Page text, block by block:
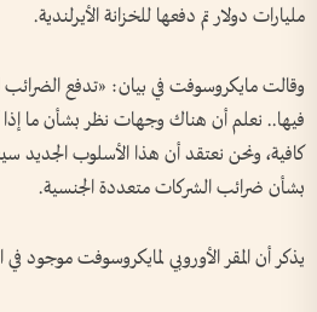
مليارات دولار تم دفعها للخزانة الأيرلندية.
وقالت مايكروسوفت في بيان: «تدفع الضرائب
فيها.. نعلم أن هناك وجهات نظر بشأن ما
كافية، ونحن نعتقد أن هذا الأسلوب الجديد
بشأن ضرائب الشركات متعددة الجنسية.
يذكر أن المقر الأوروبي لمايكروسوفت موجود في